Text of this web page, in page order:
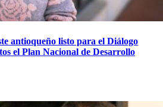
antioqueño listo para el Diálogo
el Plan Nacional de Desarrollo